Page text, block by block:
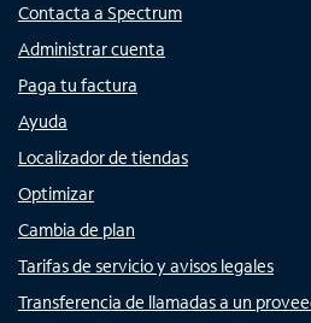
Contacta a Spectrum
Administrar cuenta
Paga tu factura
Ayuda
Localizador de tiendas
Optimizar
Cambia de plan
Tarifas de servicio y avisos legales
Transferencia de llamadas a un